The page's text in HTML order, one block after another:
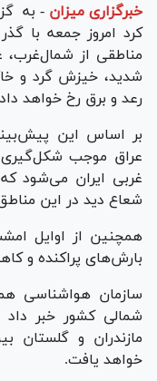
خبرگزاری میزان - به
کرد امروز جمعه با
مناطقی از شمال‌غرب،
شدید، خیزش گرد و
رعد و برق رخ خواهد
بر اساس این
عراق موجب شکل‌گیری
غربی ایران می‌شود
شعاع دید در این
همچنین از اوایل
بارش‌های پراکنده و
سازمان هواشناسی
شمالی کشور خبر داد
خواهد یافت.